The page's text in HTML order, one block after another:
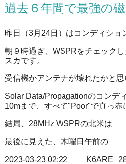
過去６年間で最強の
昨日（3月24日）はコンディショ
朝９時過ぎ、WSPRをチェック
スカです。
受信機かアンテナが壊れたかと思
Solar Data/Propagationのコンデ
10mまで、すべて"Poor"で真っ赤
結局、28MHz WSPRの北米は
最後に見えた、木曜日午前の
2023-03-23 02:22 K6ARE